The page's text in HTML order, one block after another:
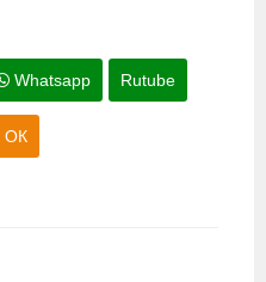
Whatsapp Rutube
ОК